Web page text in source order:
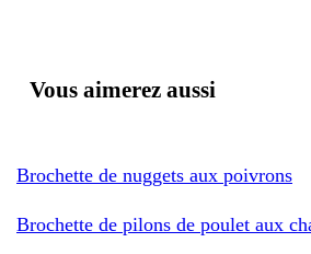
Vous aimerez aussi
Brochette de nuggets aux poivrons
Brochette de pilons de poulet aux